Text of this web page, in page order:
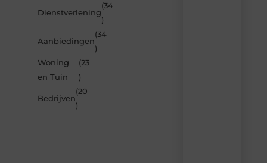
Dienstverlening
(34
)
Aanbiedingen
(34
)
Woning
en Tuin
(23
)
Bedrijven
(20
)